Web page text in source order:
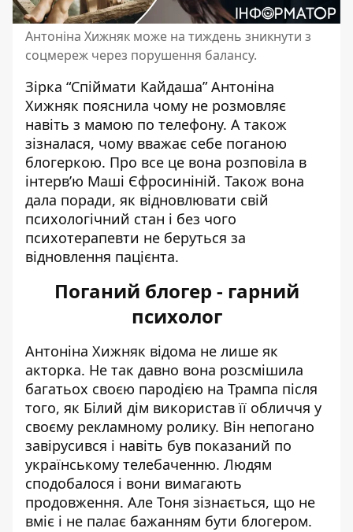
Антоніна Хижняк може на тиждень зникнути з
соцмереж через порушення балансу.
Зірка “Спіймати Кайдаша”Антоніна
Хижняк пояснила чому не розмовляє
навіть з мамою по телефону. А також
зізналася, чому вважає себе поганою
блогеркою. Про все це вона розповіла в
інтерв’ю Маші Єфросиніній. Також вона
дала поради, як відновлювати свій
психологічний стан і без чого
психотерапевти не беруться за
відновлення пацієнта.
Поганий блогер - гарний
психолог
Антоніна Хижняк відома не лише як
акторка. Не так давно вона розсмішила
багатьох своєю пародією на Трампа після
того, як Білий дім використав її обличчя у
своєму рекламному ролику. Він непогано
завірусився і навіть був показаний по
українському телебаченню. Людям
сподобалося і вони вимагають
продовження. Але Тоня зізнається, що не
вміє і не палає бажанням бути блогером.